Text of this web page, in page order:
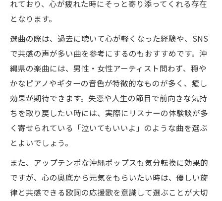
れており、心が疲れた時にそっと寄り添ってくれる存在
となります。
選曲の際は、過去に聴いて心が軽くなった経験や、SNS
で共感の声が多い曲を参考にするのもおすすめです。沖
縄県の楽曲には、男性・女性アーティスト問わず、穏や
かなピアノやギターの音色が特徴的なものが多く、癒し
効果が期待できます。失恋や人生の節目で前向きな気持
ちを取り戻したい時には、実際にリスナーの体験談が多
く寄せられている「泣いてもいいよ」のような曲を選ぶ
とよいでしょう。
また、アップテンポな沖縄ポップスも気分転換に効果的
ですが、心の奥底から元気をもらいたい時は、優しい旋
律と共感できる歌詞の応援歌を意識して選ぶことが大切